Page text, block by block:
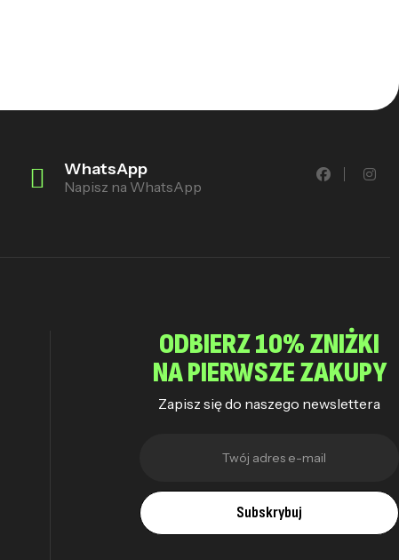
WhatsApp
Napisz na WhatsApp
ODBIERZ 10% ZNIŻKI
NA PIERWSZE ZAKUPY
Zapisz się do naszego newslettera
Subskrybuj